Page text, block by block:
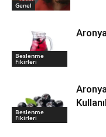
Genel
Beslenme
Fikirleri
Beslenme
Fikirleri